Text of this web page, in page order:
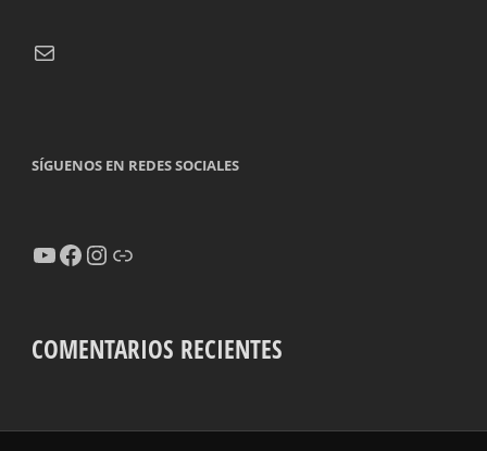
Correo electrónico
SÍGUENOS EN REDES SOCIALES
YouTube
Facebook
Instagram
Enlace
COMENTARIOS RECIENTES